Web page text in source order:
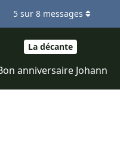
La décante
anniversaire Johann
5 sur 8 messages